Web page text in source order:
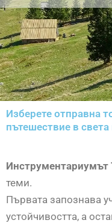
Изберете отправна
пътешествие в
Инструментариумът
теми.
Първата запознава
устойчивостта, а